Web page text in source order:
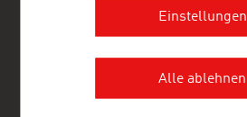
jakarta@advantageaustria.org
www.advantageaustria.org/id
Einstellungen
Alle ablehnen